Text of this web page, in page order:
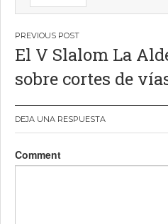
Navegación
de
entradas
El V Slalom La
sobre cortes de
DEJA UNA RESPUESTA
Comment